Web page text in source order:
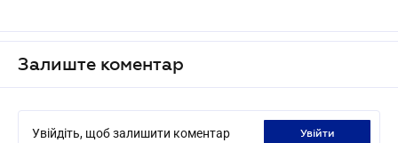
Залиште коментар
Увійдіть, щоб залишити коментар увійти